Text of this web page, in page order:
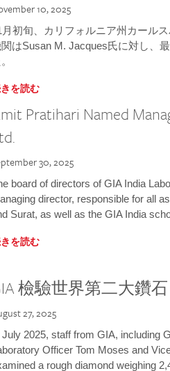
10, 2025
月初旬、カリフォルニア州カール
はSusan M. Jacques氏に対し、
を読む
Pratihari Named
30, 2025
board of directors of GIA India
director, responsible for all
Surat, as well as the GIA India
を読む
檢驗世界第二大鑽石
27, 2025
July 2025, staff from GIA, including
Officer Tom Moses and
a rough diamond weighing